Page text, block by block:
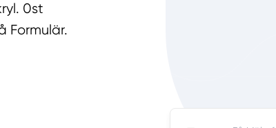
0st
Formulär.